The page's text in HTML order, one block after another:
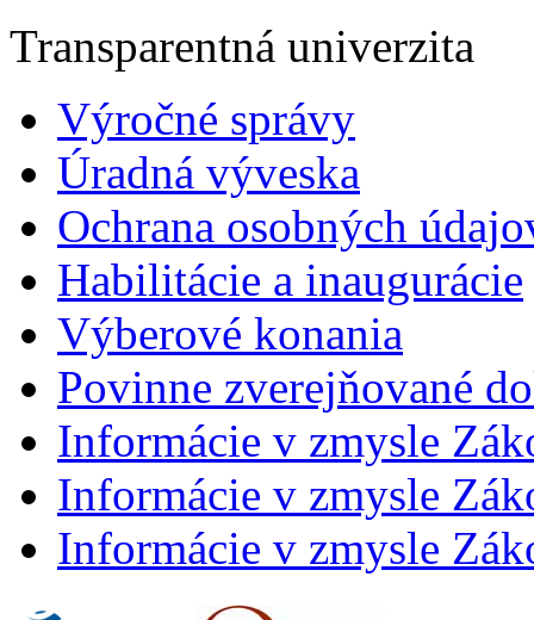
Transparentná univerzita
Výročné správy
Úradná výveska
Ochrana osobných
Habilitácie a inaugurácie
Výberové konania
Povinne zverejňované
Informácie v zmysle
Informácie v zmysle
Informácie v zmysle